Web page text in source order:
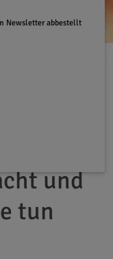
Newsletter abbestellt
und
tun